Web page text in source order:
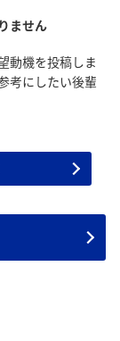
ません
動機を投稿しま
考にしたい後輩